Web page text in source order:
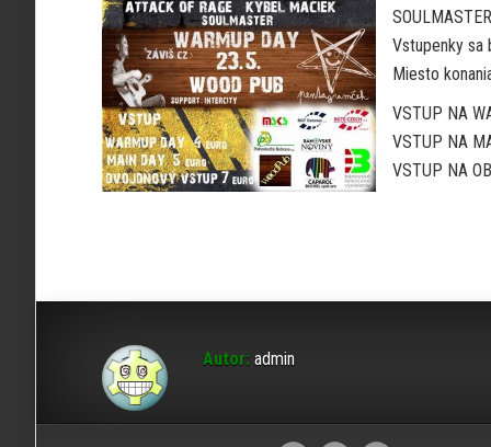
Vstupenky sa
Miesto
VSTUP NA
VSTUP NA
VSTUP NA
Autor: admin